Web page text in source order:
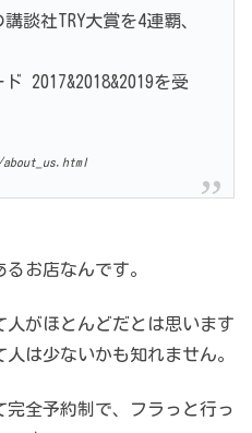
談社TRY大賞を4連覇、
2017&2018&2019を受
お店なんです。
人がほとんどだとは思います
は少ないかも知れません。
完全予約制で、フラっと行っ